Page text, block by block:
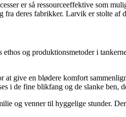
er så ressourceeffektive som
fra deres fabrikker. Larvik er stolte
og produktionsmetoder i
give en blødere komfort
i de fine blikfang og de slanke ben,
og venner til hyggelige stunder.